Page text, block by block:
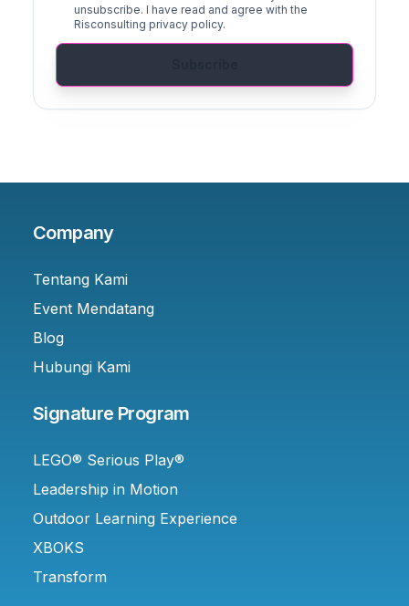
unsubscribe. I have read and agree with the
Risconsulting privacy policy.
Company
Tentang Kami
Event Mendatang
Blog
Hubungi Kami
Signature Program
LEGO® Serious Play®
Leadership in Motion
Outdoor Learning Experience
XBOKS
Transform